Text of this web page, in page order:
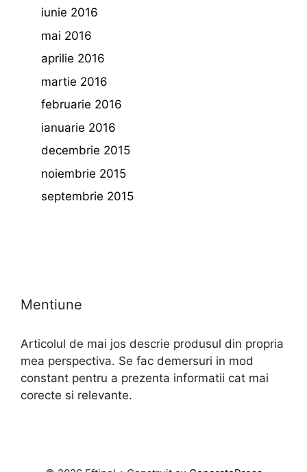
iunie 2016
mai 2016
aprilie 2016
martie 2016
februarie 2016
ianuarie 2016
decembrie 2015
noiembrie 2015
septembrie 2015
Mentiune
Articolul de mai jos descrie produsul din propria
mea perspectiva. Se fac demersuri in mod
constant pentru a prezenta informatii cat mai
corecte si relevante.